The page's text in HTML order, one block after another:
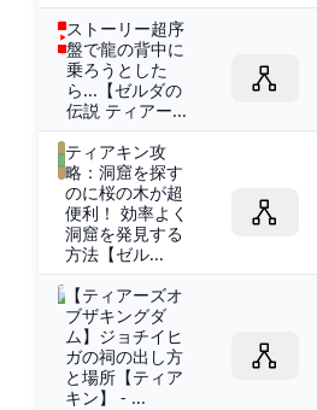
ストーリー超序
盤で龍の背中に
乗ろうとした
ら...【ゼルダの
伝説 ティアー...
ティアキン攻
略：洞窟を探す
のに桜の木が超
便利！ 効率よく
洞窟を発見する
方法【ゼル...
【ティアーズオ
ブザキングダ
ム】ジョチイヒ
ガの祠の出し方
と場所【ティア
キン】 - ...